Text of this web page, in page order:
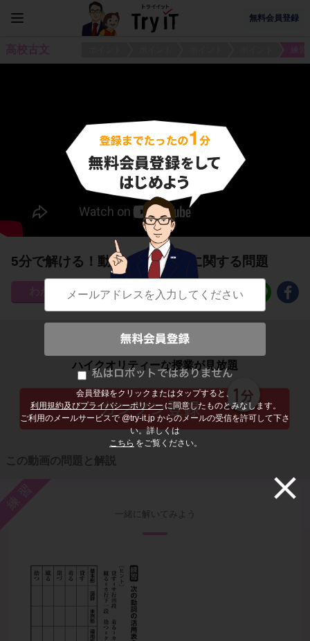
無料会員登録
会員登録をクリックまたはタップすると、
利用規約及びプライバシーポリシー に同意したものとみなします。
ご利用のメールサービスで @try-it.jp からのメールの受信を許可して下さ
い。詳しくは
こちら をご覧ください。
高校古文 練習
5分で解ける！動詞の正格活用に関する問題
221
子どもの勉強から大人の学び直しまで
ハイクオリティーな授業が見放題
この動画の問題と解説
練習
一緒に解いてみよう